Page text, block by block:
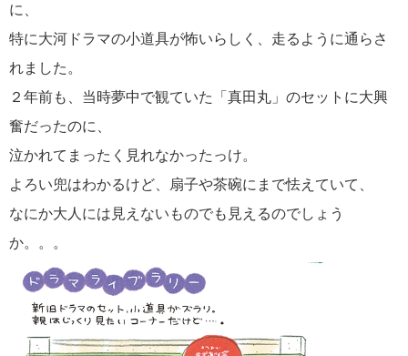
に、
特に大河ドラマの小道具が怖いらしく、走るように通らさ
れました。
２年前も、当時夢中で観ていた「真田丸」のセットに大興
奮だったのに、
泣かれてまったく見れなかったっけ。
よろい兜はわかるけど、扇子や茶碗にまで怯えていて、
なにか大人には見えないものでも見えるのでしょう
か。。。